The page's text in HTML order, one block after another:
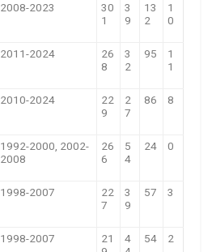
2008-2023
30
1
3
9
13
2
1
0
2011-2024
26
8
3
2
95
1
1
2010-2024
22
9
2
7
86 8
1992-2000, 2002-
2008
26
6
5
4
24 0
1998-2007
22
7
3
9
57 3
1998-2007
21
4
54 2